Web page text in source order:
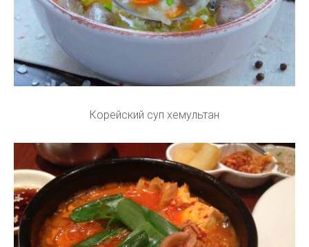
Корейский суп хемультан